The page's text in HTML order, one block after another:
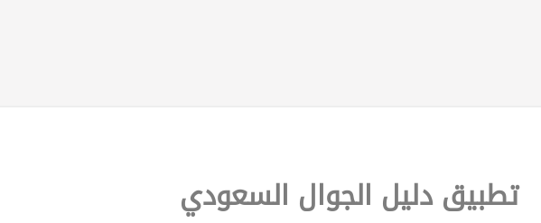
تطبيق دليل الجوال السعودي